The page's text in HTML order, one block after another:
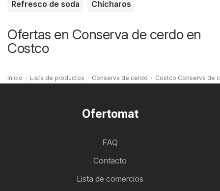
Refresco de soda
Chícharos
Ofertas en Conserva de cerdo en
Costco
Inicio Lista de productos Conserva de cerdo Costco Conserva de
Ofertomat
FAQ
Contacto
Lista de comercios